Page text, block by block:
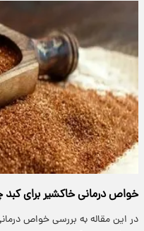
خواص درمانی خاکشیر برای
در این مقاله به بررسی خواص